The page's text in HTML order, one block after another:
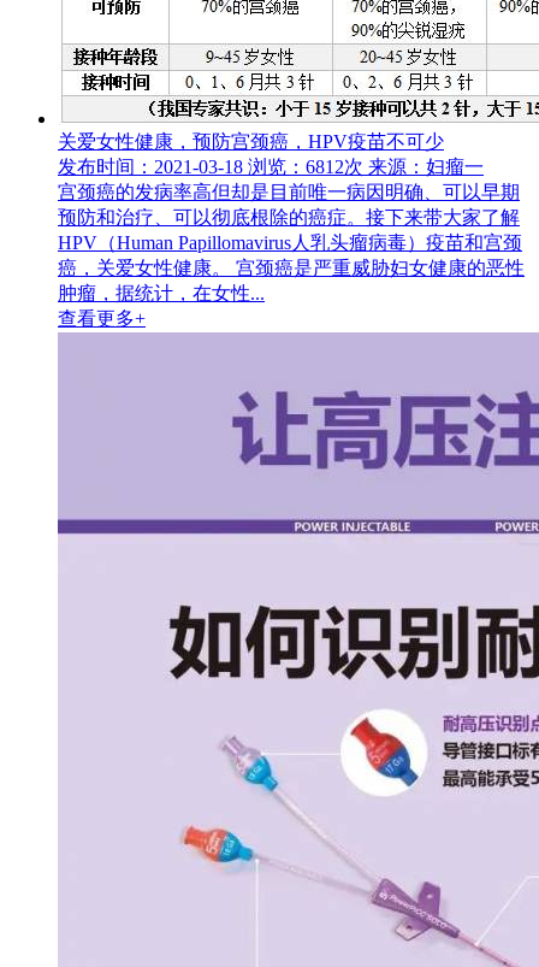
关爱女性健康，预防宫颈癌，HPV疫苗不可少
发布时间：2021-03-18 浏览：6812次 来源：妇瘤一
宫颈癌的发病率高但却是目前唯一病因明确、可以早期
预防和治疗、可以彻底根除的癌症。接下来带大家了解
HPV（Human Papillomavirus人乳头瘤病毒）疫苗和宫颈
癌，关爱女性健康。 宫颈癌是严重威胁妇女健康的恶性
肿瘤，据统计，在女性...
查看更多+